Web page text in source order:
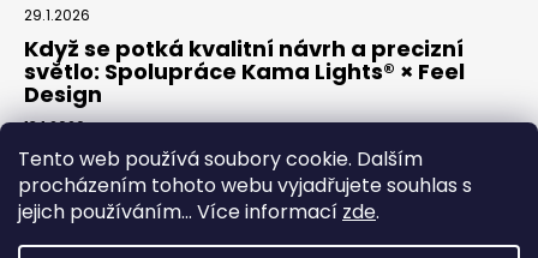
Tento web používá soubory cookie. Dalším
procházením tohoto webu vyjadřujete souhlas s
jejich používáním... Více informací zde.
29.1.2026
Když se potká kvalitní návrh a precizní
světlo: Spolupráce Kama Lights® × Feel
Design
13.1.2026
Facebook